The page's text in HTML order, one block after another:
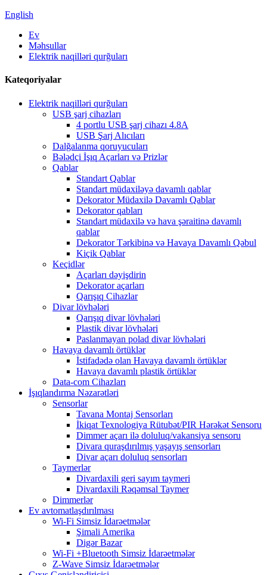
English
Ev
Məhsullar
Elektrik naqilləri qurğuları
Kateqoriyalar
Elektrik naqilləri qurğuları
USB şarj cihazları
4 portlu USB şarj cihazı 4.8A
USB Şarj Alıcıları
Dalğalanma qoruyucuları
Bələdçi İşıq Açarları və Prizlər
Qablar
Standart Qablar
Standart müdaxiləyə davamlı qablar
Dekorator Müdaxilə Davamlı Qablar
Dekorator qabları
Standart müdaxilə və hava şəraitinə davamlı
qablar
Dekorator Tərkibinə və Havaya Davamlı Qəbul
Kiçik Qablar
Keçidlər
Açarları dəyişdirin
Dekorator açarları
Qarışıq Cihazlar
Divar lövhələri
Qarışıq divar lövhələri
Plastik divar lövhələri
Paslanmayan polad divar lövhələri
Havaya davamlı örtüklər
İstifadədə olan Havaya davamlı örtüklər
Havaya davamlı plastik örtüklər
Data-com Cihazları
İşıqlandırma Nəzarətləri
Sensorlar
Tavana Montaj Sensorları
İkiqat Texnologiya Rütubət/PIR Hərəkət Sensoru
Dimmer açarı ilə doluluq/vakansiya sensoru
Divara quraşdırılmış yaşayış sensorları
Divar açarı doluluq sensorları
Taymerlər
Divardaxili geri sayım taymeri
Divardaxili Rəqəmsal Taymer
Dimmerlər
Ev avtomatlaşdırılması
Wi-Fi Simsiz İdarəetmələr
Şimali Amerika
Digər Bazar
Wi-Fi +Bluetooth Simsiz İdarəetmələr
Z-Wave Simsiz İdarəetmələr